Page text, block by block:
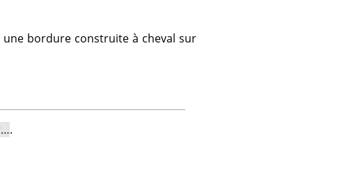
bordure construite à cheval sur
.